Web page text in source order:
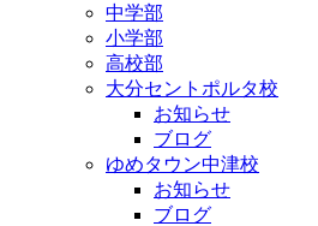
中学部
小学部
高校部
大分セントポルタ校
お知らせ
ブログ
ゆめタウン中津校
お知らせ
ブログ